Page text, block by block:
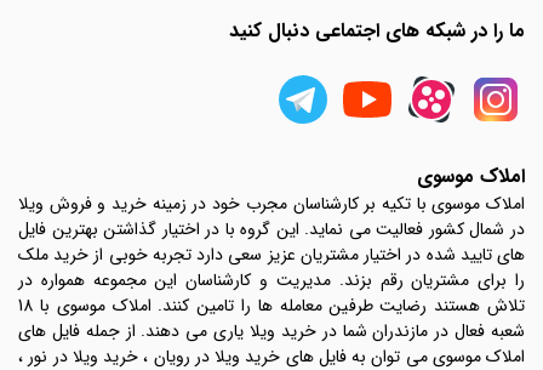
ما را در شبکه های اجتماعی دنبال کنید
املاک موسوی
املاک موسوی با تکیه بر کارشناسان مجرب خود در زمینه خرید و فروش ویلا
در شمال کشور فعالیت می نماید. این گروه با در اختیار گذاشتن بهترین فایل
های تایید شده در اختیار مشتریان عزیز سعی دارد تجربه خوبی از خرید ملک
را برای مشتریان رقم بزند. مدیریت و کارشناسان این مجموعه همواره در
تلاش هستند رضایت طرفین معامله ها را تامین کنند. املاک موسوی با 18
شعبه فعال در مازندران شما در خرید ویلا یاری می دهند. از جمله فایل های
املاک موسوی می توان به فایل های خرید ویلا در رویان ، خرید ویلا در نور ،